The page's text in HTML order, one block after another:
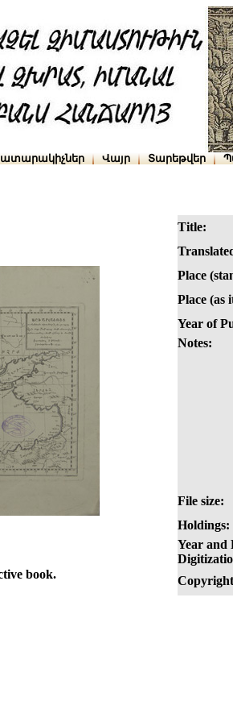
Վայր Տարեթվեր
Title:
Place
Place (as
Year of
Notes:
File size:
Holdings:
Year and
book.